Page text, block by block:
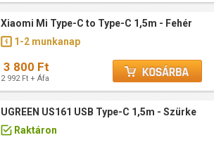
Xiaomi Mi Type-C to Type-C 1,5m - Fehér
1-2 munkanap
3 800 Ft
2 992 Ft + Áfa
UGREEN US161 USB Type-C 1,5m - Szürke
Raktáron